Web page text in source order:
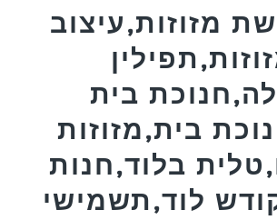
מזוזות,עיצוב
בית
בית,מזוזות
בלוד,חנות
לוד,תשמישי